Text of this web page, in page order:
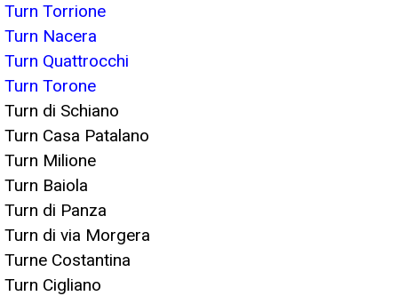
Turn Torrione
Turn Nacera
Turn Quattrocchi
Turn Torone
Turn di Schiano
Turn Casa Patalano
Turn Milione
Turn Baiola
Turn di Panza
Turn di via Morgera
Turne Costantina
Turn Cigliano